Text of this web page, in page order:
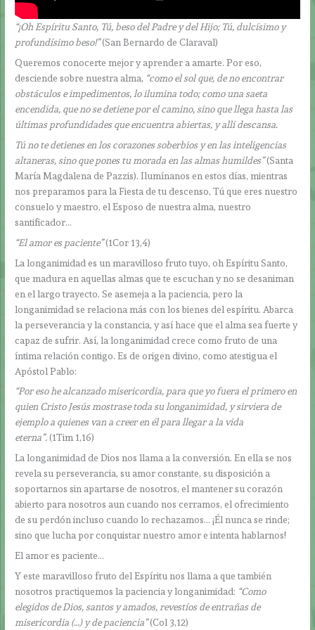
“¡Oh Espíritu Santo, Tú, beso del Padre y del Hijo; Tú, dulcísimo y
profundísimo beso!”(San Bernardo de Claraval)
Queremos conocerte mejor y aprender a amarte. Por eso,
desciende sobre nuestra alma, “como el sol que, de no encontrar
obstáculos e impedimentos, lo ilumina todo; como una saeta
encendida, que no se detiene por el camino, sino que llega hasta las
últimas profundidades que encuentra abiertas, y allí descansa.
Tú no te detienes en los corazones soberbios y en las inteligencias
altaneras, sino que pones tu morada en las almas humildes”(Santa
María Magdalena de Pazzis). Ilumínanos en estos días, mientras
nos preparamos para la Fiesta de tu descenso, Tú que eres nuestro
consuelo y maestro, el Esposo de nuestra alma, nuestro
santificador…
“El amor es paciente”(1Cor 13,4)
La longanimidad es un maravilloso fruto tuyo, oh Espíritu Santo,
que madura en aquellas almas que te escuchan y no se desaniman
en el largo trayecto. Se asemeja a la paciencia, pero la
longanimidad se relaciona más con los bienes del espíritu. Abarca
la perseverancia y la constancia, y así hace que el alma sea fuerte y
capaz de sufrir. Así, la longanimidad crece como fruto de una
íntima relación contigo. Es de origen divino, como atestigua el
Apóstol Pablo:
“Por eso he alcanzado misericordia, para que yo fuera el primero en
quien Cristo Jesús mostrase toda su longanimidad, y sirviera de
ejemplo a quienes van a creer en él para llegar a la vida
eterna”.(1Tim 1,16)
La longanimidad de Dios nos llama a la conversión. En ella se nos
revela su perseverancia, su amor constante, su disposición a
soportarnos sin apartarse de nosotros, el mantener su corazón
abierto para nosotros aun cuando nos cerramos, el ofrecimiento
de su perdón incluso cuando lo rechazamos… ¡Él nunca se rinde;
sino que lucha por conquistar nuestro amor e intenta hablarnos!
El amor es paciente…
Y este maravilloso fruto del Espíritu nos llama a que también
nosotros practiquemos la paciencia y longanimidad: “Como
elegidos de Dios, santos y amados, revestíos de entrañas de
misericordia (…) y de paciencia”(Col 3,12)